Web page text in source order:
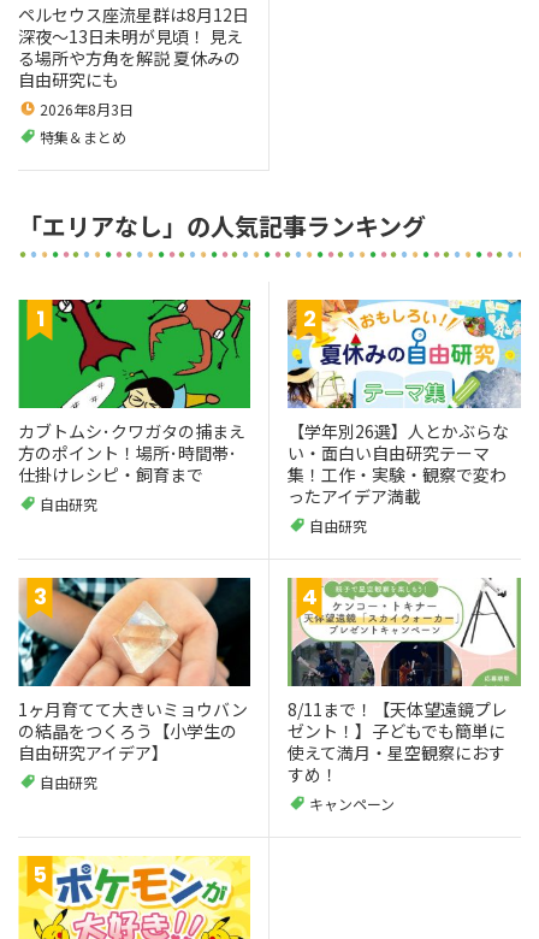
ペルセウス座流星群は8月12日
深夜～13日未明が見頃！ 見え
る場所や方角を解説 夏休みの
自由研究にも
2026年8月3日
特集＆まとめ
「エリアなし」の人気記事ランキング
カブトムシ･クワガタの捕まえ
方のポイント！場所･時間帯･
仕掛けレシピ・飼育まで
自由研究
【学年別26選】人とかぶらな
い・面白い自由研究テーマ
集！工作・実験・観察で変わ
ったアイデア満載
自由研究
1ヶ月育てて大きいミョウバン
の結晶をつくろう【小学生の
自由研究アイデア】
自由研究
8/11まで！【天体望遠鏡プレ
ゼント！】子どもでも簡単に
使えて満月・星空観察におす
すめ！
キャンペーン